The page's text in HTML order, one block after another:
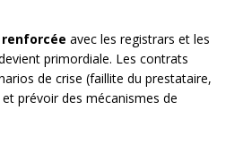
avec les registrars et les
primordiale. Les contrats
de crise (faillite du prestataire,
prévoir des mécanismes de